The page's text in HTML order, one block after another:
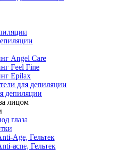
Angel Care
Feel Fine
Epilax
для депиляции
депиляции
лицом
глаза
Age, Гельтек
acne, Гельтек